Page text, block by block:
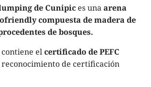
de Cunipices unaarena
compuesta de madera de
de bosques.
elcertificado de PEFC
de certificación